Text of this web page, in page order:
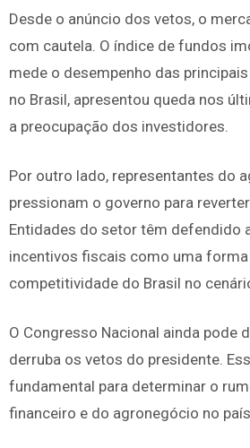
Desde o anúncio dos vetos, o
com cautela. O índice de fundos
mede o desempenho das
no Brasil, apresentou queda nos
a preocupação dos investidores.
Por outro lado, representantes do
pressionam o governo para
Entidades do setor têm defendido
incentivos fiscais como uma
competitividade do Brasil no
O Congresso Nacional ainda pode
derruba os vetos do presidente.
fundamental para determinar o
financeiro e do agronegócio no